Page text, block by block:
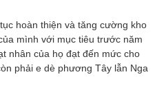
hoàn thiện và tăng cường kho
mình với mục tiêu trước năm
nhân của họ đạt đến mức cho
phải e dè phương Tây lẫn Nga